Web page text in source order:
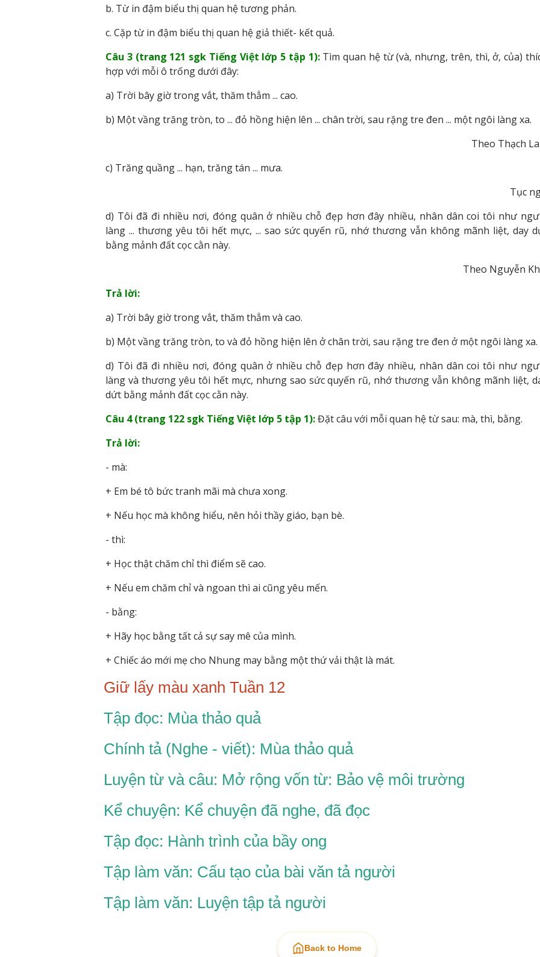
b. Từ in đậm biểu thị quan hệ tương phản.
c. Cặp từ in đậm biểu thị quan hệ giả thiết- kết quả.
Câu 3 (trang 121 sgk Tiếng Việt lớp 5 tập 1):Tìm quan hệ từ (và, nhưng, trên, thì, ở, của)
hợp với mỗi ô trống dưới đây:
a) Trời bây giờ trong vắt, thăm thẳm ... cao.
b) Một vầng trăng tròn, to ... đỏ hồng hiện lên ... chân trời, sau rặng tre đen ... một ngôi làng xa.
Theo Thạch
c) Trăng quầng ... hạn, trăng tán ... mưa.
Tục
d) Tôi đã đi nhiều nơi, đóng quân ở nhiều chỗ đẹp hơn đây nhiều, nhân dân coi tôi như
làng ... thương yêu tôi hết mực, ... sao sức quyến rũ, nhớ thương vẫn không mãnh liệt, day
bằng mảnh đất cọc cằn này.
Theo Nguyễn
Trả lời:
a) Trời bây giờ trong vắt, thăm thẳm và cao.
b) Một vầng trăng tròn, to và đỏ hồng hiện lên ở chân trời, sau rặng tre đen ở một ngôi làng xa.
d) Tôi đã đi nhiều nơi, đóng quân ở nhiều chỗ đẹp hơn đây nhiều, nhân dân coi tôi như
làng và thương yêu tôi hết mực, nhưng sao sức quyến rũ, nhớ thương vẫn không mãnh liệt,
dứt bằng mảnh đất cọc cằn này.
Câu 4 (trang 122 sgk Tiếng Việt lớp 5 tập 1):Đặt câu với mỗi quan hệ từ sau: mà, thì, bằng.
Trả lời:
- mà:
+ Em bé tô bức tranh mãi mà chưa xong.
+ Nếu học mà không hiểu, nên hỏi thầy giáo, bạn bè.
- thì:
+ Học thật chăm chỉ thì điểm sẽ cao.
+ Nếu em chăm chỉ và ngoan thì ai cũng yêu mến.
- bằng:
+ Hãy học bằng tất cả sự say mê của mình.
+ Chiếc áo mới mẹ cho Nhung may bằng một thứ vải thật là mát.
Giữ lấy màu xanh Tuần 12
Tập đọc: Mùa thảo quả
Chính tả (Nghe - viết): Mùa thảo quả
Luyện từ và câu: Mở rộng vốn từ: Bảo vệ môi trường
Kể chuyện: Kể chuyện đã nghe, đã đọc
Tập đọc: Hành trình của bầy ong
Tập làm văn: Cấu tạo của bài văn tả người
Tập làm văn: Luyện tập tả người
Back to Home